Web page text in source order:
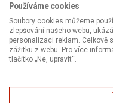
Používáme cookies
Soubory cookies můžeme
zlepšování našeho webu,
personalizaci reklam. Celkově
zážitku z webu. Pro více
tlačítko „Ne, upravit“.